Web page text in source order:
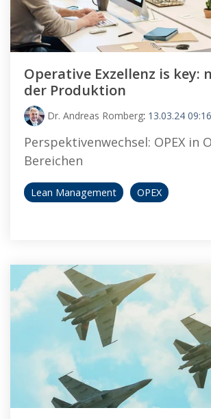
Operative Exzellenz is key:
der Produktion
Dr. Andreas Romberg: 13.03.24 09:16
Perspektivenwechsel: OPEX in
Bereichen
Lean Management OPEX